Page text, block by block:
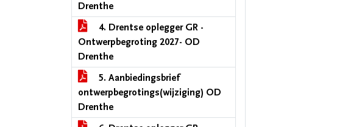
Drenthe
4. Drentse oplegger GR -
Ontwerpbegroting 2027- OD
Drenthe
5. Aanbiedingsbrief
ontwerpbegrotings(wijziging) OD
Drenthe